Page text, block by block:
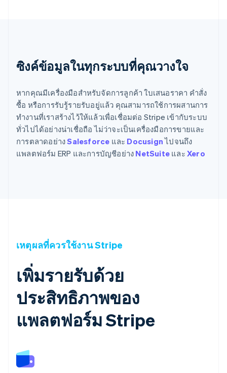
ซิงค์ข้อมูลในทุกระบบที่คุณวางใจ
หากคุณมีเครื่องมือสำหรับจัดการลูกค้า ใบเสนอราคา คำสั่ง
ซื้อ หรือการรับรู้รายรับอยู่แล้ว คุณสามารถใช้การผสานการ
ทำงานที่เราสร้างไว้ให้แล้วเพื่อเชื่อมต่อ Stripe เข้ากับระบบ
ทั่วไปได้อย่างน่าเชื่อถือ ไม่ว่าจะเป็นเครื่องมือการขายและ
การตลาดอย่างSalesforce และ Docusignไปจนถึง
แพลตฟอร์ม ERP และการบัญชีอย่าง NetSuite และXero
เหตุผลที่ควรใช้งาน Stripe
เพิ่มรายรับด้วย
ประสิทธิภาพของ
แพลตฟอร์ม Stripe